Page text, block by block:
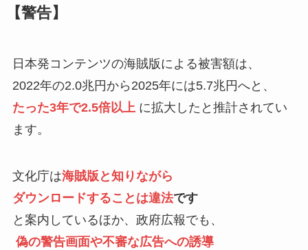
【警告】
日本発コンテンツの海賊版による被害額は、
2022年の2.0兆円から2025年には5.7兆円へと、
たった3年で2.5倍以上に拡大したと推計されてい
ます。
文化庁は海賊版と知りながら
ダウンロードすることは違法です
と案内しているほか、政府広報でも、
偽の警告画面や不審な広告への誘導